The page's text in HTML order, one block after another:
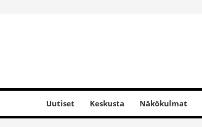
Uutiset Keskusta Näkökulmat